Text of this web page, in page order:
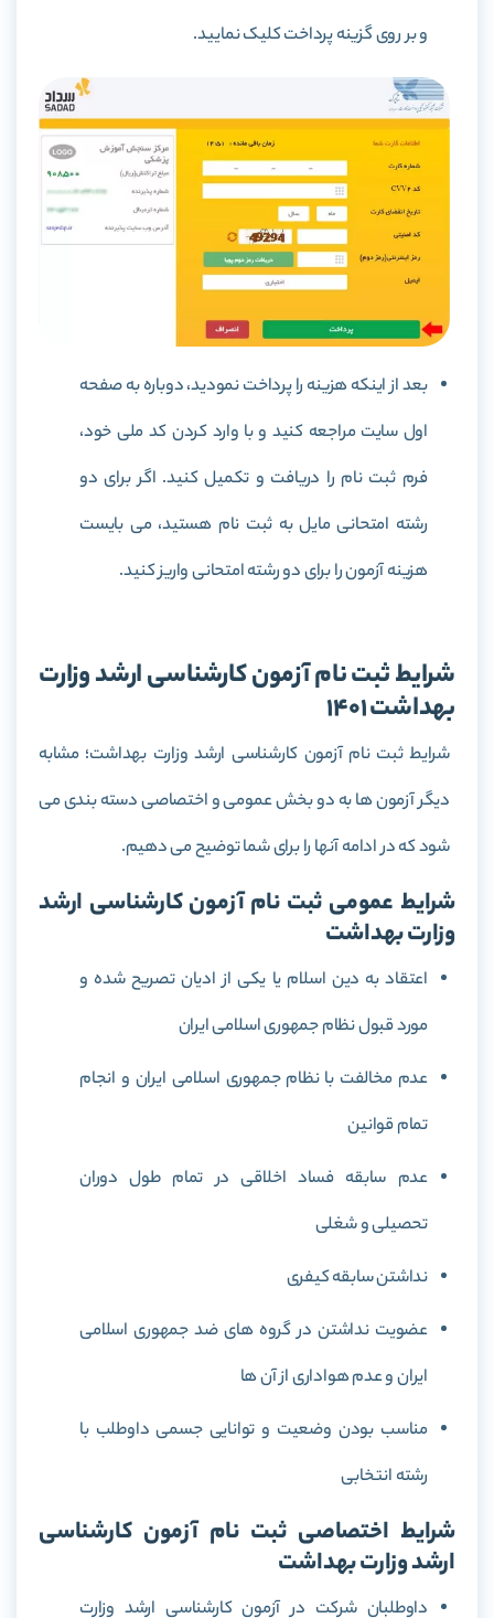
و بر روی گزینه پرداخت کلیک نمایید.
بعد از اینکه هزینه را پرداخت نمودید، دوباره به صفحه
اول سایت مراجعه کنید و با وارد کردن کد ملی خود،
فرم ثبت نام را دریافت و تکمیل کنید. اگر برای دو
رشته امتحانی مایل به ثبت نام هستید، می بایست
هزینه آزمون را برای دو رشته امتحانی واریز کنید.
شرایط ثبت نام آزمون کارشناسی ارشد وزارت
بهداشت ۱۴۰۱
شرایط ثبت نام آزمون کارشناسی ارشد وزارت بهداشت؛ مشابه
دیگر آزمون ها به دو بخش عمومی و اختصاصی دسته بندی می
شود که در ادامه آنها را برای شما توضیح می دهیم.
شرایط عمومی ثبت نام آزمون کارشناسی ارشد
وزارت بهداشت
اعتقاد به دین اسلام یا یکی از ادیان تصریح شده و
مورد قبول نظام جمهوری اسلامی ایران
عدم مخالفت با نظام جمهوری اسلامی ایران و انجام
تمام قوانین
عدم سابقه فساد اخلاقی در تمام طول دوران
تحصیلی و شغلی
نداشتن سابقه کیفری
عضویت نداشتن در گروه های ضد جمهوری اسلامی
ایران و عدم هواداری از آن ها
مناسب بودن وضعیت و توانایی جسمی داوطلب با
رشته انتخابی
شرایط اختصاصی ثبت نام آزمون کارشناسی
ارشد وزارت بهداشت
داوطلبان شرکت در آزمون کارشناسی ارشد وزارت